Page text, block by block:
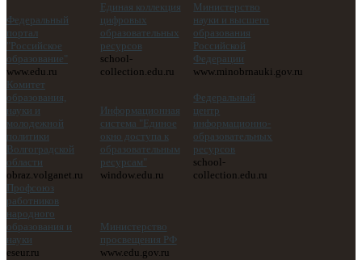
Федеральный
портал
"Российское
образование"
www.edu.ru
Единая коллекция
цифровых
образовательных
ресурсов
school-
collection.edu.ru
Министерство
науки и высшего
образования
Российской
Федерации
www.minobrnauki.gov.ru
Комитет
образования,
науки и
молодежной
политики
Волгоградской
области
obraz.volganet.ru
Информационная
система "Единое
окно доступа к
образовательным
ресурсам"
window.edu.ru
Федеральный
центр
информационно-
образовательных
ресурсов
school-
collection.edu.ru
Профсоюз
работников
народного
образования и
науки
eseur.ru
Министерство
просвещения РФ
www.edu.gov.ru